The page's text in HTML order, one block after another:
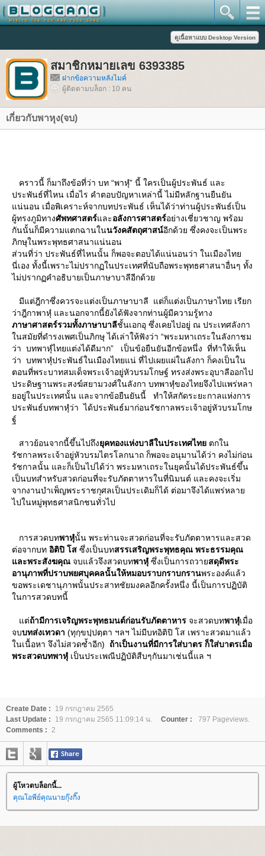
สมาชิกหมายเลข 6393385
ฝากข้อความหลังไมค์
ผู้ติดตามบล็อก : 10 คน
เกี่ยวกับพาหุง(จบ)
คราวนี้ ก็มาถึงข้อที่ว่า บท “พาหุํ” นี้ ใครเป็นผู้ประพันธ์ และ
ประพันธ์ที่ไหน เมื่อไร คำตอบปัญหาเหล่านี้ ไม่มีหลักฐานยืนยัน
น่นอน เมื่อพิเคราะห์จากบทประพันธ์ เห็นได้ว่าท่านผู้ประพันธ์เป็น
ผู้ทรงภูมิทางศัพทศาสตร์ละอลังการศาสตร์อย่างเชี่ยวชาญ พร้อม
กันนั้นก็มีความแตกฉานในนวังคสัตถุศาสน์อีกด้วย ซึ่งคงจะเป็นพระ
ภิกษุในพระพุทธศาสนาแน่นอน
ส่วนที่ว่า ประพันธ์ที่ไหนนั้น ก็พอจะตอบได้แน่นอนว่า ในเมืองไท
นี่เอง ทั้งนี้เพราะไม่ปรากฏในประเทศที่นับถือพระพุทธศาสนาอื่นๆ ทั้ง
ไม่ปรากฏคำอธิบายเป็นภาษาบาลีอีกด้ว
มีแต่ฎีกาซึ่งควรจะแต่งเป็นภาษาบาลี แต่ก็แต่งเป็นภาษาไทย เรียก
ว่าฎีกาพาหุํ และนอกจากนี้ยังได้ฟังจากท่านผู้มีความรู้ทาง
ภาษาศาสตร์รวมทั้งภาษาบาลีชั้นเอกอุ ซึ่งเคยไปอยู่ ณ ประเทศลังกา
นสมัยที่ดำรงเพศเป็นภิกษุ ได้เล่าให้ฟังว่า “พระมหาเถระในลังกาชม
ว่า บทพาหุํไทยแต่งได้ดีมาก” เป็นข้อยืนยันอีกข้อหนึ่ง ที่ทำให้เห็น
ว่า บทพาหุํประพันธ์ในเมืองไทยแน่ ที่ไปเผยแผ่ในลังกา ก็คงเป็นใน
ตอนที่พระบาทสมเด็จพระเจ้าอยู่หัวบรมโกษฐ์ ทรงส่งพระอุบาลีออกไป
ประดิษฐานพระสงฆ์สยามวงศ์ในลังกา บทพาหุํของไทยจึงไปแพร่หลา
อยู่ในประเทศนั้น และจากข้อยืนยันนี้ ทำให้สกัดระยะกาลแห่งการ
ประพันธ์บทพาหุํว่า ได้ประพันธ์มาก่อนรัชกาลพระเจ้าอยู่หัวบรมโกษ
ฐ์
สาวย้อนจากนี้ขึ้นไปถึงุคทองแห่งบาลีในประเทศไท ตกใน
รัชกาลพระเจ้าอยู่หัวบรมไตรโลกนาถ ก็พอจะอนุมานได้ว่า คงไม่ก่อน
รัชกาลนั้น และก็เป็นไปได้ว่า พระมหาเถระในยุคนั้นได้ประพันธ์ขึ้น
เป็นบทสำหรับสวดก่อนที่จะรับภัตตาหารในที่นิมนต์ และคงจะเริ่ม
จากงานบำเพ็ญพระราชกุศลเป็นประเดิมก็ได้ ต่อมาจึงได้แพร่หลา
ไปในหมู่พุทธศาสนิกชนทั่วไป
การสวดบทพาหุํนั้น พระท่านจะสวดก่อนที่จะรับภัตตาหารและสวด
ต่อจากบท อิติปิ โส ซึ่งเป็นบทสรรเสริญพระพุทธคุณ พระธรรมคุณ
ละพระสังฆคุณ จบแล้วจึงสวดบทพาหุํ ซึ่งเป็นการถวาสดุดีพระ
อานุภาพที่ปราบพยศบุคคลนั้นให้หมอบราบกราบกรานพระองค์แล้ว
ขอพระเดชานุภาพนั้นประสาทชัยมงคลอีกครั้งหนึ่ง นี้เป็นการปฏิบัติ
นการสวดบทนี้
ต่ถ้ามีการเจริญพระพุทธมนต์ก่อนรับภัตตาหาร จะสวดบทพาหุํเมื่อ
จบบทส่งเทวดา (ทุกฺขปฺปตฺตา ฯลฯ ไม่มีบทอิติปิ โส เพราะสวดมาแล้ว
นเนื้อหา จึงไม่สวดซ้ำอีก) ถ้าเป็นงานที่มีการใส่บาตร ก็ใส่บาตรเมื่อ
พระสวดบทพาหุํ เป็นประเพณีปฏิบัติสืบๆกันมาเช่นนี้แล ฯ
Create Date :
19 กรกฎาคม 2565
Last Update :
19 กรกฎาคม 2565 11:09:14 น. Counter :
797 Pageviews.
Comments : 2
ผู้โหวตบล็อกนี้...
คุณโอพีย์คุณนายกุ๊งกิ๊ง